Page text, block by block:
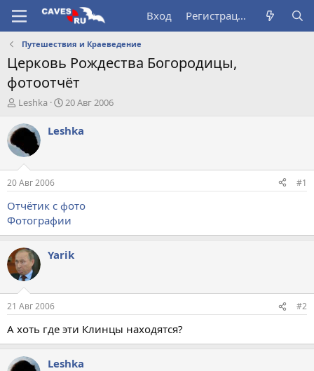
Вход Регистрация
Путешествия и Краеведение
Церковь Рождества Богородицы,
фотоотчёт
А
т
р
т
е
м
ы
Leshka
Д
т
а
л
20 Авг 2006
Leshka
20 Авг 2006 #1
Отчётик с фото
Фотографии
Yarik
21 Авг 2006 #2
А хоть где эти Клинцы находятся?
Leshka